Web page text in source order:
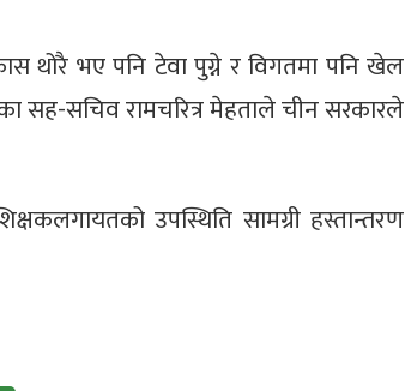
थोरै भए पनि टेवा पुग्ने र विगतमा पनि खेल
सह-सचिव रामचरित्र मेहताले चीन सरकारले
उपस्थिति सामग्री हस्तान्तरण